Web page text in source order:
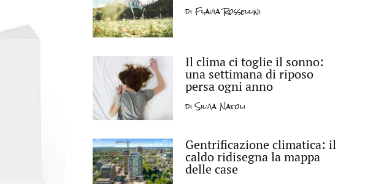
diFlavia Rossellini
Il clima ci toglie il sonno:
una settimana di riposo
persa ogni anno
diSilvia Natoli
Gentrificazione climatica: il
caldo ridisegna la mappa
delle case